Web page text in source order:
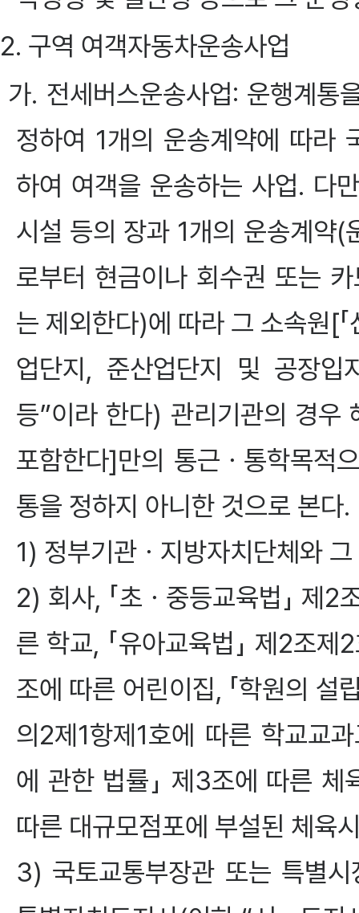
2. 구역 여객자동차운송사업
가. 전세버스운송사업: 운행계통
정하여 1개의 운송계약에 따라
하여 여객을 운송하는 사업. 다
시설 등의 장과 1개의 운송계약(
로부터 현금이나 회수권 또는
는 제외한다)에 따라 그 소속원[
업단지, 준산업단지 및 공장입
등”이라 한다) 관리기관의 경우
포함한다]만의 통근ㆍ통학목적
통을 정하지 아니한 것으로 본다.
1) 정부기관ㆍ지방자치단체와
2) 회사, 「초ㆍ중등교육법」 제2
른 학교, 「유아교육법」 제2조제
조에 따른 어린이집, 「학원의 설
의2제1항제1호에 따른 학교교
에 관한 법률」 제3조에 따른 체
따른 대규모점포에 부설된 체육
3) 국토교통부장관 또는 특별시